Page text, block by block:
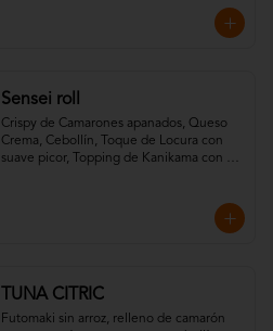
Sensei roll
Crispy de Camarones apanados, Queso
Crema, Cebollín, Toque de Locura con
suave picor, Topping de Kanikama con
TUNA CITRIC
Futomaki sin arroz, relleno de camarón